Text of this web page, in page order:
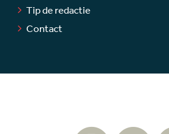
Tip de redactie
Contact